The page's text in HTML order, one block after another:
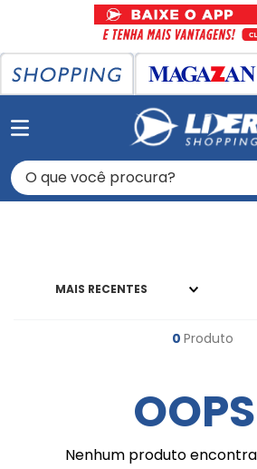
O que você procura?
MAIS RECENTES
0 Produto
Nenhum produto